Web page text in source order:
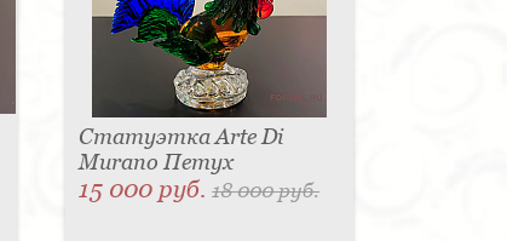
Статуэтка Arte Di
Murano Петух
15 000 руб.18 000 руб.